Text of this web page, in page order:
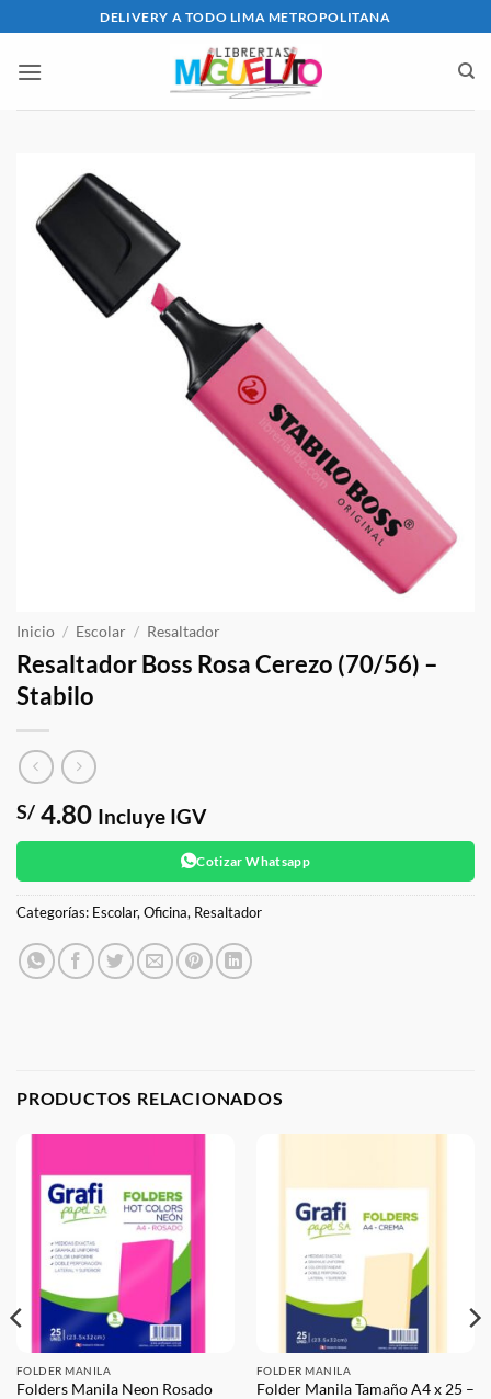
al
contenido
DELIVERY A TODO LIMA METROPOLITANA
Inicio / Escolar / Resaltador
Resaltador Boss Rosa Cerezo (70/56) –
Stabilo
S/ 4.80 Incluye IGV
Cotizar Whatsapp
Categorías: Escolar,Oficina, Resaltador
PRODUCTOS RELACIONADOS
FOLDER MANILA
Folders Manila Neon Rosado
FOLDER MANILA
Folder Manila Tamaño A4 x 25 –